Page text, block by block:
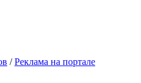
/Реклама на портале